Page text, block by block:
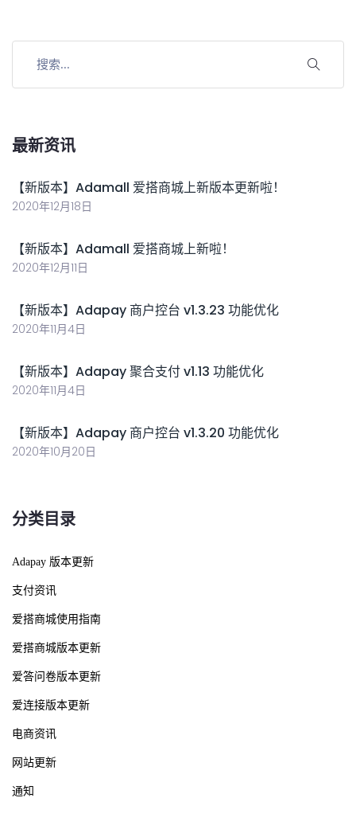
最新资讯
【新版本】Adamall 爱搭商城上新版本更新啦！
2020年12月18日
【新版本】Adamall 爱搭商城上新啦！
2020年12月11日
【新版本】Adapay 商户控台 v1.3.23 功能优化
2020年11月4日
【新版本】Adapay 聚合支付 v1.13 功能优化
2020年11月4日
【新版本】Adapay 商户控台 v1.3.20 功能优化
2020年10月20日
分类目录
Adapay 版本更新
支付资讯
爱搭商城使用指南
爱搭商城版本更新
爱答问卷版本更新
爱连接版本更新
电商资讯
网站更新
通知